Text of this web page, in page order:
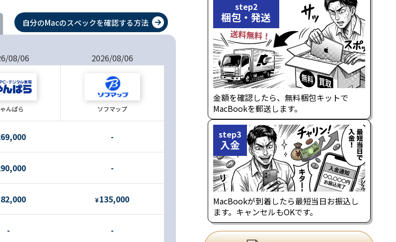
自分のMacのスペックを確認する方法
08/06 2026/08/06
んぱら ソフマップ
-
-
¥135,000
- -
step2
梱包・発送
金額を確認したら、無料梱包キットで
MacBookを郵送します。
step3
入金
MacBookが到着したら最短当日お振込し
ます。キャンセルもOKです。